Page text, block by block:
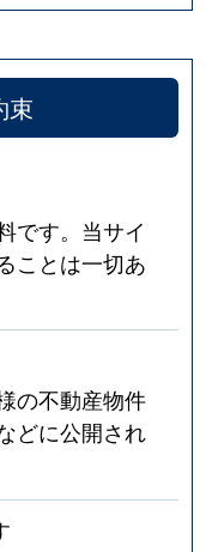
束
です。当サイ
ことは一切あ
の不動産物件
どに公開され